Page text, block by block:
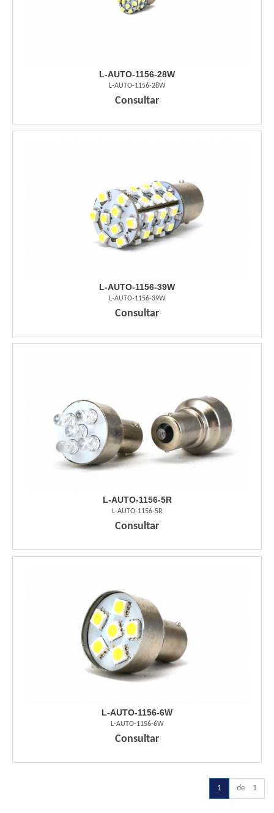
L-AUTO-1156-28W
L-AUTO-1156-28W
Consultar
L-AUTO-1156-39W
L-AUTO-1156-39W
Consultar
L-AUTO-1156-5R
L-AUTO-1156-5R
Consultar
L-AUTO-1156-6W
L-AUTO-1156-6W
Consultar
1 de 1